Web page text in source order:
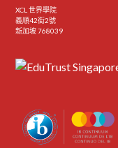
XCL 世界學院
義順42街2號
新加坡 768039